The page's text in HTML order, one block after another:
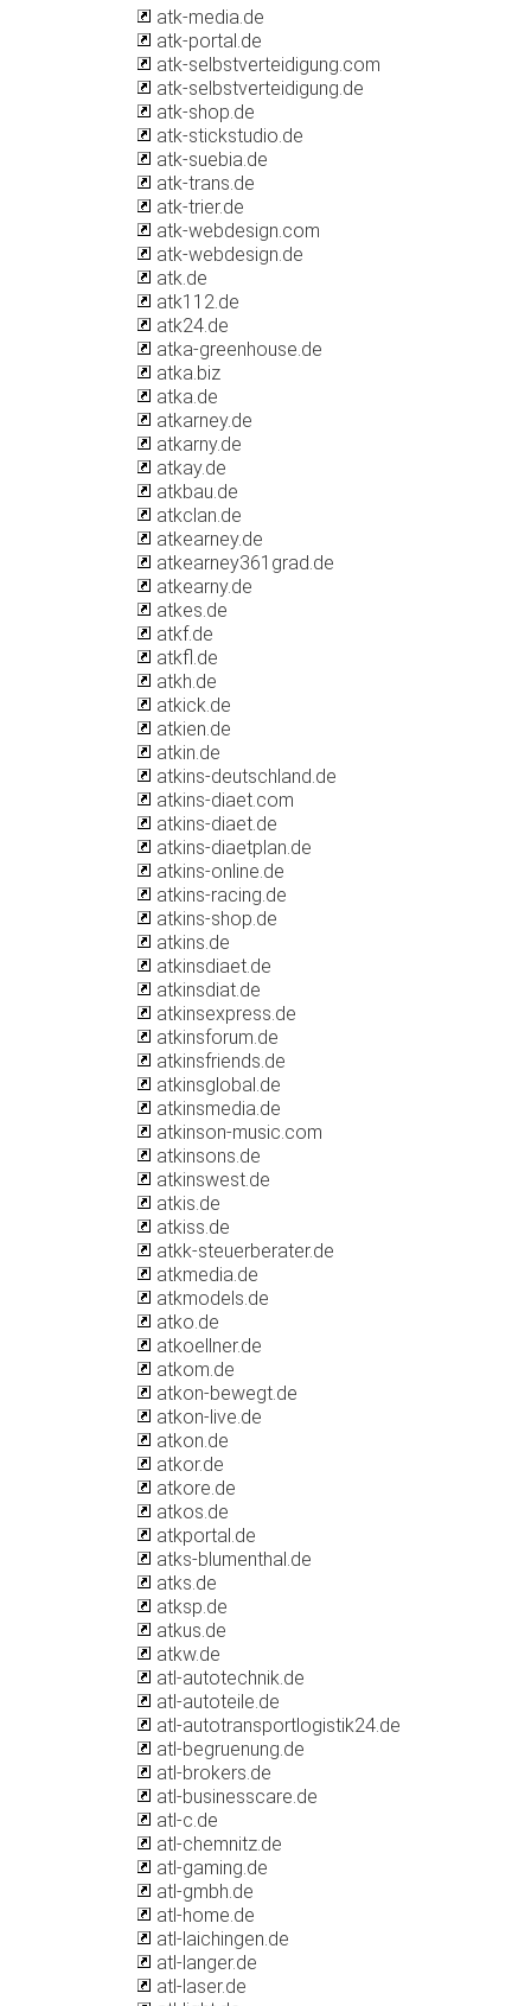
atk-media.de
atk-portal.de
atk-selbstverteidigung.com
atk-selbstverteidigung.de
atk-shop.de
atk-stickstudio.de
atk-suebia.de
atk-trans.de
atk-trier.de
atk-webdesign.com
atk-webdesign.de
atk.de
atk112.de
atk24.de
atka-greenhouse.de
atka.biz
atka.de
atkarney.de
atkarny.de
atkay.de
atkbau.de
atkclan.de
atkearney.de
atkearney361grad.de
atkearny.de
atkes.de
atkf.de
atkfl.de
atkh.de
atkick.de
atkien.de
atkin.de
atkins-deutschland.de
atkins-diaet.com
atkins-diaet.de
atkins-diaetplan.de
atkins-online.de
atkins-racing.de
atkins-shop.de
atkins.de
atkinsdiaet.de
atkinsdiat.de
atkinsexpress.de
atkinsforum.de
atkinsfriends.de
atkinsglobal.de
atkinsmedia.de
atkinson-music.com
atkinsons.de
atkinswest.de
atkis.de
atkiss.de
atkk-steuerberater.de
atkmedia.de
atkmodels.de
atko.de
atkoellner.de
atkom.de
atkon-bewegt.de
atkon-live.de
atkon.de
atkor.de
atkore.de
atkos.de
atkportal.de
atks-blumenthal.de
atks.de
atksp.de
atkus.de
atkw.de
atl-autotechnik.de
atl-autoteile.de
atl-autotransportlogistik24.de
atl-begruenung.de
atl-brokers.de
atl-businesscare.de
atl-c.de
atl-chemnitz.de
atl-gaming.de
atl-gmbh.de
atl-home.de
atl-laichingen.de
atl-langer.de
atl-laser.de